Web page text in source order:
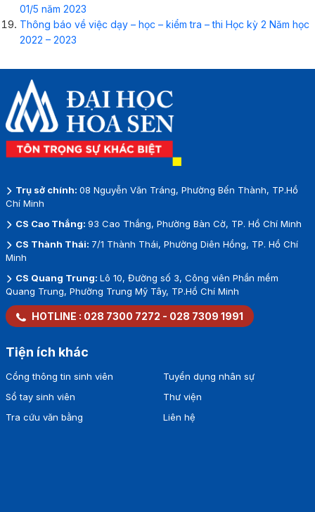
01/5 năm 2023
Thông báo về việc dạy – học – kiểm tra – thi Học kỳ 2 Năm học
2022 – 2023
Trụ sở chính: 08 Nguyễn Văn Tráng, Phường Bến Thành, TP.Hồ
Chí Minh
CS Cao Thắng: 93 Cao Thắng, Phường Bàn Cờ, TP. Hồ Chí Minh
CS Thành Thái: 7/1 Thành Thái, Phường Diên Hồng, TP. Hồ Chí
Minh
CS Quang Trung: Lô 10, Đường số 3, Công viên Phần mềm
Quang Trung, Phường Trung Mỹ Tây, TP.Hồ Chí Minh
HOTLINE : 028 7300 7272 - 028 7309 1991
Tiện ích khác
Cổng thông tin sinh viên
Sổ tay sinh viên
Tra cứu văn bằng
Tuyển dụng nhân sự
Thư viện
Liên hệ